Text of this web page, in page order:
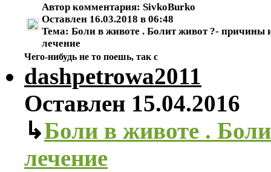
Автор комментария: SivkoBurko
Оставлен 16.03.2018 в 06:48
Тема: Боли в животе . Болит живот ?- причины
лечение
Чего-нибудь не то поешь, так с
dashpetrowa2011
Оставлен 15.04.2016
↳Боли в животе .
лечение